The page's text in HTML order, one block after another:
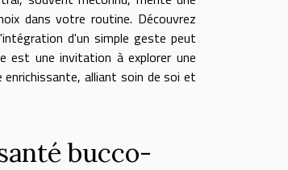
dans votre routine. Découvrez
d'un simple geste peut
est une invitation à explorer une
alliant soin de soi et
bucco-